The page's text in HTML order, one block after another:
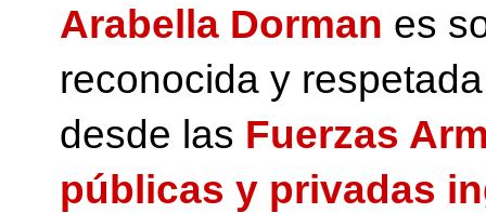
Arabella Dorman es
reconocida y
desde las Fuerzas
públicas y privadas